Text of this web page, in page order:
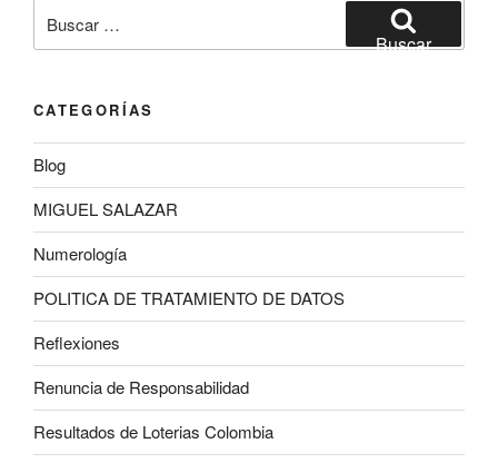
por:
Buscar
CATEGORÍAS
Blog
MIGUEL SALAZAR
Numerología
POLITICA DE TRATAMIENTO DE DATOS
Reflexiones
Renuncia de Responsabilidad
Resultados de Loterias Colombia